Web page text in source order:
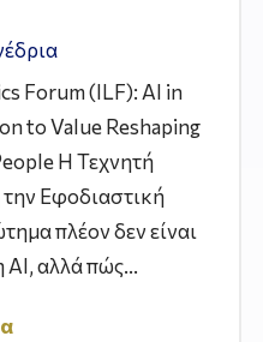
Forum (ILF): AI in
to Value Reshaping
Η Τεχνητή
Εφοδιαστική
πλέον δεν είναι
AI, αλλά πώς...